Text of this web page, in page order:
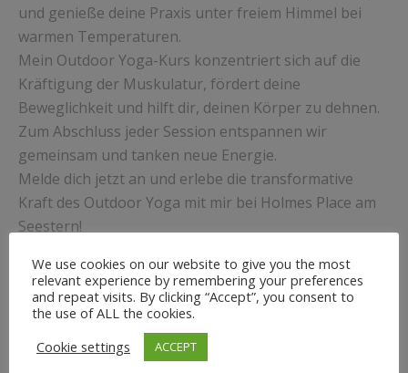
und genieße deine Praxis unter freiem Himmel bei
warmen Temperaturen.
Mein Outdoor Yoga-Kurs konzentriert sich auf die
Kräftigung der Muskulatur, fördert deine
Beweglichkeit und hilft dir, deinen Körper zu dehnen.
Zum Abschluss jeder Session entspannen wir
gemeinsam und tanken neue Energie.
Melde dich jetzt an und erlebe die transformative
Kraft des Outdoor Yoga mit mir bei Holmes Place am
Seestern!
EVENT DETAILS
DATE: 01.05.2024 | 13:30-14:30
13:30 - 14:30
Holmes Place am Seestern
We use cookies on our website to give you the most
relevant experience by remembering your preferences
and repeat visits. By clicking “Accept”, you consent to
the use of ALL the cookies.
Cookie settings
ACCEPT